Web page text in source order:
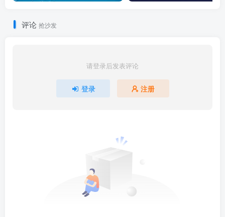
评论 抢沙发
请登录后发表评论
登录 注册